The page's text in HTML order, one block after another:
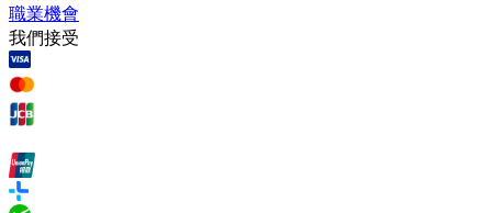
職業機會
我們接受